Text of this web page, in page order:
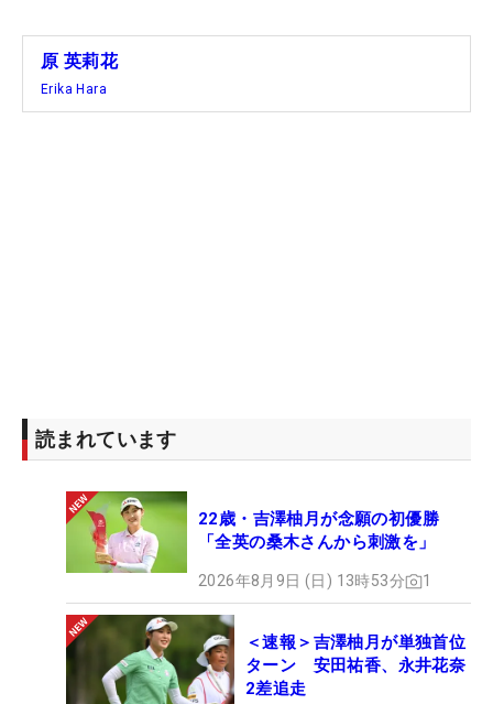
原 英莉花
Erika Hara
読まれています
22歳・吉澤柚月が念願の初優勝
「全英の桑木さんから刺激を」
2026年8月9日 (日) 13時53分 1
＜速報＞吉澤柚月が単独首位
ターン 安田祐香、永井花奈
2差追走